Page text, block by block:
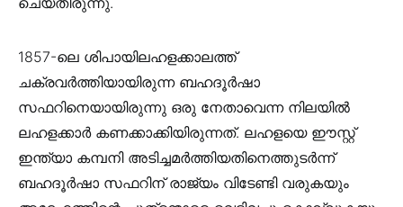
1857-ലെ ശിപായിലഹളക്കാലത്ത്
ചക്രവർത്തിയായിരുന്ന ബഹദൂർഷാ
സഫറിനെയായിരുന്നു ഒരു നേതാവെന്ന നിലയിൽ
ലഹളക്കാർ കണക്കാക്കിയിരുന്നത്. ലഹളയെ ഈസ്റ്റ്
ഇന്ത്യാ കമ്പനി അടിച്ചമർത്തിയതിനെത്തുടർന്ന്
ബഹദൂർഷാ സഫറിന്‌ രാജ്യം വിടേണ്ടി വരുകയും